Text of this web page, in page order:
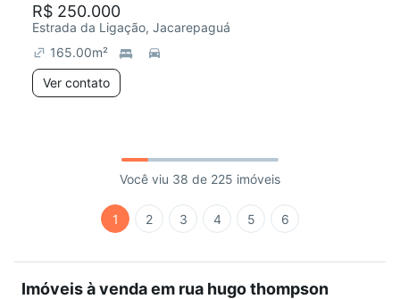
R$ 250.000
Estrada da Ligação, Jacarepaguá
165.00m²
Ver contato
Você viu 38 de 225 imóveis
1 2 3 4 5 6
Imóveis à venda em rua hugo thompson